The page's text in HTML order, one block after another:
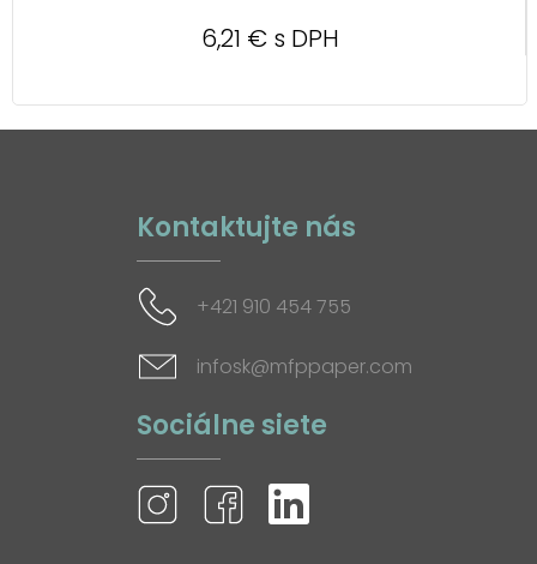
6,21 € s DPH
Kontaktujte nás
+421 910 454 755
infosk@mfppaper.com
Sociálne siete